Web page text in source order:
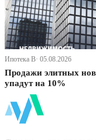
Ипотека В· 05.08.2026
Продажи элитных
упадут на 10%